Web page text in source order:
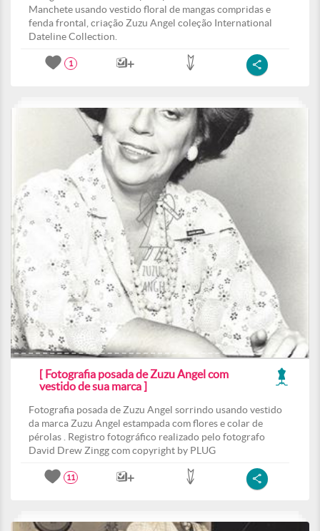
Manchete usando vestido floral de mangas compridas e
fenda frontal, criação Zuzu Angel coleção International
Dateline Collection.
1
[ Fotografia posada de Zuzu Angel com
vestido de sua marca ]
Fotografia posada de Zuzu Angel sorrindo usando vestido
da marca Zuzu Angel estampada com flores e colar de
pérolas . Registro fotográfico realizado pelo fotografo
David Drew Zingg com copyright by PLUG
11